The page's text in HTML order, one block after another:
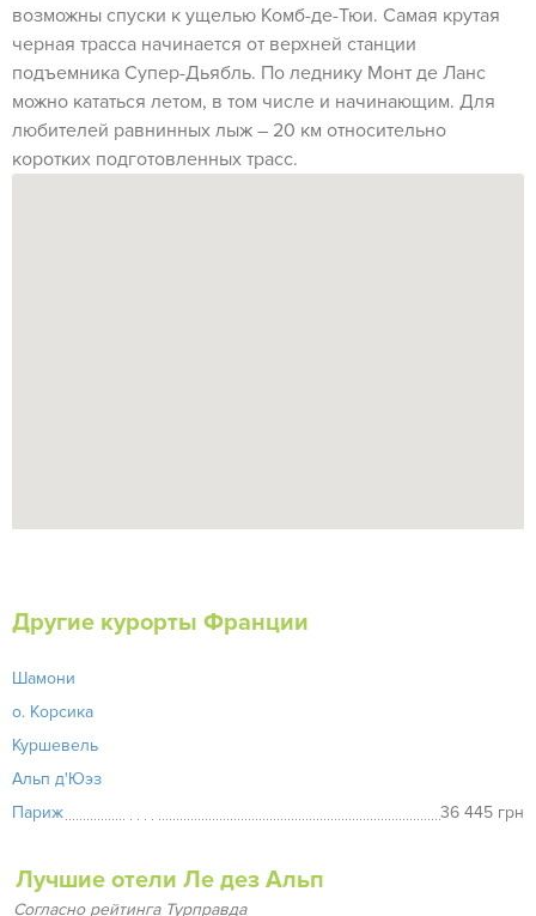
возможны спуски к ущелью Комб-де-Тюи. Самая крутая
черная трасса начинается от верхней станции
подъемника Супер-Дьябль. По леднику Монт де Ланс
можно кататься летом, в том числе и начинающим. Для
любителей равнинных лыж – 20 км относительно
коротких подготовленных трасс.
Другие курорты Франции
Шамони
о. Корсика
Куршевель
Альп д'Юэз
Париж
36 445 грн
Лучшие отели Ле дез Альп
Согласно рейтинга Турправда